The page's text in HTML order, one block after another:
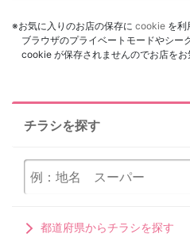
※お気に入りのお店の保存に cookie を利
ブラウザのプライベートモードやシー
cookie が保存されませんのでお店をお
チラシを探す
都道府県からチラシを探す